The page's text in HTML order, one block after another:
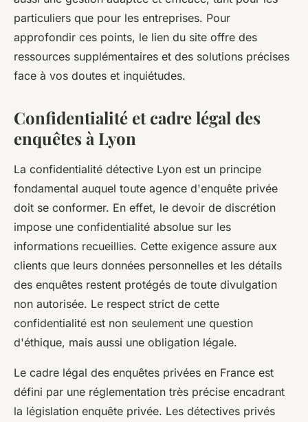
particuliers que pour les entreprises. Pour
approfondir ces points, le lien du site offre des
ressources supplémentaires et des solutions précises
face à vos doutes et inquiétudes.
Confidentialité et cadre légal des
enquêtes à Lyon
La confidentialité détective Lyon est un principe
fondamental auquel toute agence d'enquête privée
doit se conformer. En effet, le devoir de discrétion
impose une confidentialité absolue sur les
informations recueillies. Cette exigence assure aux
clients que leurs données personnelles et les détails
des enquêtes restent protégés de toute divulgation
non autorisée. Le respect strict de cette
confidentialité est non seulement une question
d'éthique, mais aussi une obligation légale.
Le cadre légal des enquêtes privées en France est
défini par une réglementation très précise encadrant
la législation enquête privée. Les détectives privés